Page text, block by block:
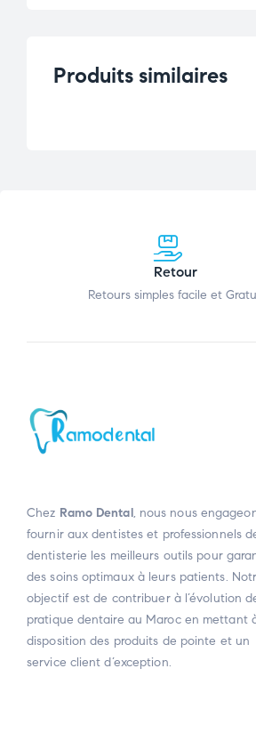
Produits similaires
Retour
Retours simples facile et
Chez Ramo Dental, nous nous
fournir aux dentistes et professionnels
dentisterie les meilleurs outils pour
des soins optimaux à leurs patients.
objectif est de contribuer à l’évolution
pratique dentaire au Maroc en mettant
disposition des produits de pointe et un
service client d’exception.